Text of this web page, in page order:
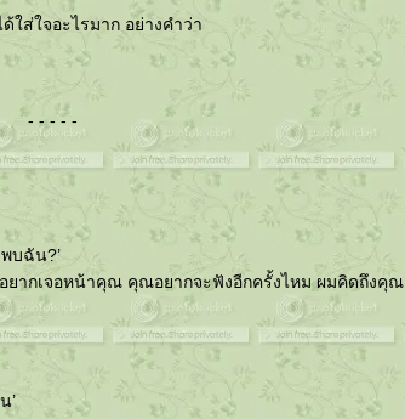
ส่ใจอะไรมาก อย่างคำว่า
- - - - -
บฉัน?’
ยากเจอหน้าคุณ คุณอยากจะฟังอีกครั้งไหม ผมคิดถึงคุณ
’